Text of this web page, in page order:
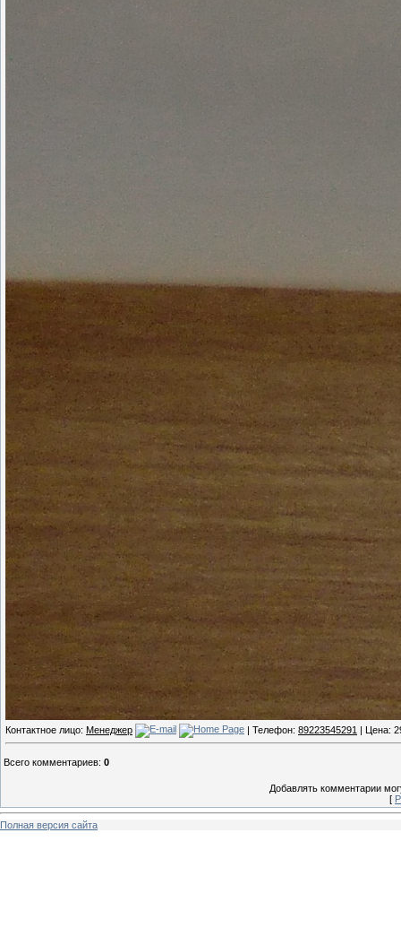
Контактное лицо: Менеджер | Телефон: 89223545291 | Цена:
Всего комментариев: 0
Добавлять комментарии
[
Полная версия сайта